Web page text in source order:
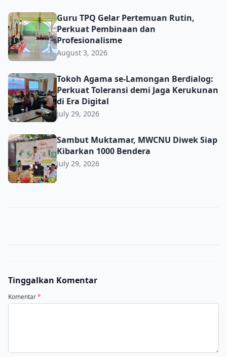
Guru TPQ Gelar Pertemuan Rutin, Perkuat Pembinaan
Guru TPQ Gelar Pertemuan Rutin,
Perkuat Pembinaan dan
Profesionalisme
August 3, 2026
Tokoh Agama se-Lamongan Berdialog: Perkuat
Tokoh Agama se-Lamongan Berdialog:
Perkuat Toleransi demi Jaga Kerukunan
di Era Digital
July 29, 2026
Sambut Muktamar, MWCNU Diwek Siap Kibarkan 1000
Sambut Muktamar, MWCNU Diwek Siap
Kibarkan 1000 Bendera
July 29, 2026
Tinggalkan Komentar
Komentar*